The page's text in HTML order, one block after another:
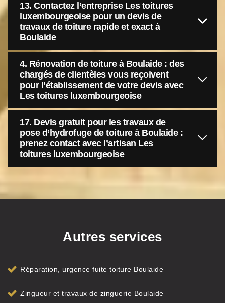
13. Contactez l’entreprise Les toitures
luxembourgeoise pour un devis de
travaux de toiture rapide et exact à
Boulaide
4. Rénovation de toiture à Boulaide : des
chargés de clientèles vous reçoivent
pour l’établissement de votre devis avec
Les toitures luxembourgeoise
17. Devis gratuit pour les travaux de
pose d’hydrofuge de toiture à Boulaide :
prenez contact avec l’artisan Les
toitures luxembourgeoise
Autres services
Réparation, urgence fuite toiture Boulaide
Zingueur et travaux de zinguerie Boulaide